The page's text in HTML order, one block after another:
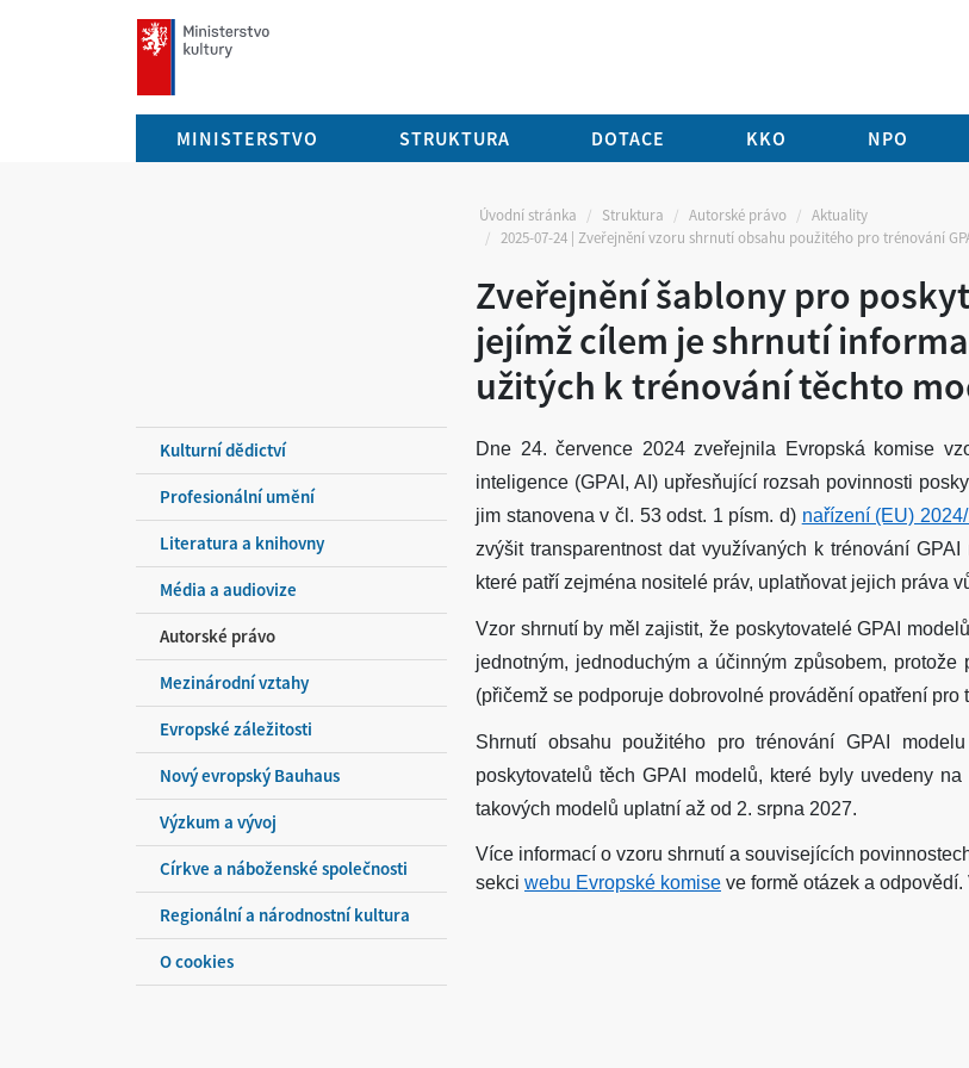
mkcr.cz
MINISTERSTVO STRUKTURA DOTACE KKO NPO
Úvodní stránka Struktura Autorské právo
Aktuality
2025-07-24 | Zveřejnění vzoru shrnutí obsahu použitého pro trénování
Zveřejnění šablony pro
jejímž cílem je shrnutí
užitých k trénování těchto
Kulturní dědictví
Profesionální umění
Literatura a knihovny
Média a audiovize
Autorské právo
Mezinárodní vztahy
Evropské záležitosti
Nový evropský Bauhaus
Výzkum a vývoj
Církve a náboženské společnosti
Regionální a národnostní kultura
O cookies
Dne 24. července 2024 zveřejnila Evropská komise
inteligence (GPAI, AI) upřesňující rozsah povinnosti
jim stanovena v čl. 53 odst. 1 písm. d) nařízení (EU)
zvýšit transparentnost dat využívaných k trénování
které patří zejména nositelé práv, uplatňovat jejich práva
Vzor shrnutí by měl zajistit, že poskytovatelé GPAI
jednotným, jednoduchým a účinným způsobem,
(přičemž se podporuje dobrovolné provádění opatření pro
Shrnutí obsahu použitého pro trénování GPAI
poskytovatelů těch GPAI modelů, které byly uvedeny
takových modelů uplatní až od 2. srpna 2027.
Více informací o vzoru shrnutí a souvisejících
sekci webu Evropské komise ve formě otázek a